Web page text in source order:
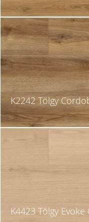
K2242 Tölgy
K4423 Tölgy